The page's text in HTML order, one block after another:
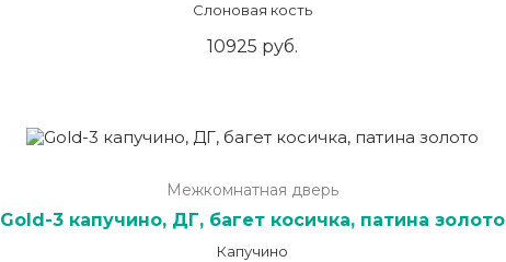
Слоновая кость
10925 руб.
Межкомнатная дверь
Gold-3 капучино, ДГ, багет косичка, патина золото
Капучино